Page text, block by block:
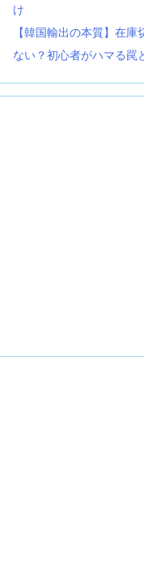
け
【韓国輸出の本質】在
ない？初心者がハマる罠